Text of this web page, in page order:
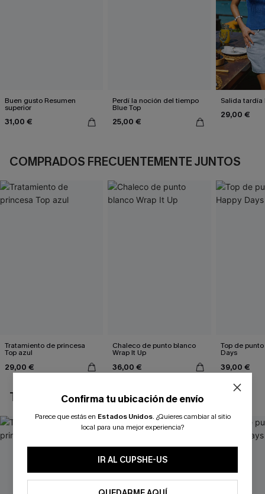
Buen gusto Resumen
superior
31,00 €
Perdí la noción del tiempo
Blue Top
25,00 €
Salida tardía
29,00 €
COMPRADOS FRECUENTEMENTE JUNTOS
Tratamiento de princesa
Top azul
29,00 €
Chaleco de punto blanco
Wrap It Up
36,00 €
Top de
Days
39,00 €
TAMBIÉN TE PUEDE GUSTAR
Confirma tu ubicación de envío
Parece que estás en Estados Unidos. ¿Quieres cambiar al sitio
local para una mejor experiencia?
IR AL CUPSHE-US